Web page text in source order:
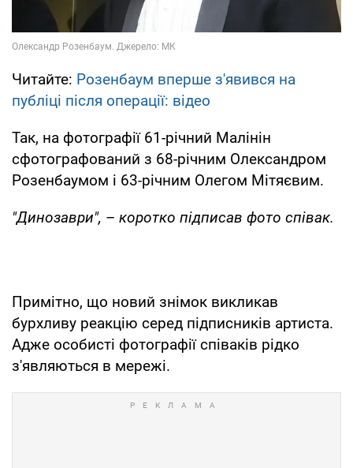
Читайте: Розенбаум вперше з'явився на
публіці після операції: відео
Так, на фотографії 61-річний Малінін
сфотографований з 68-річним Олександром
Розенбаумом і 63-річним Олегом Мітяєвим.
"Динозаври", – коротко підписав фото співак.
Примітно, що новий знімок викликав
бурхливу реакцію серед підписників артиста.
Адже особисті фотографії співаків рідко
з'являються в мережі.